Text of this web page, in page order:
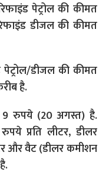
पेट्रोल की कीमत
डीजल की कीमत
डीजल की कीमत
है.
9 रुपये (20 अगस्त) है.
प्रति लीटर, डीलर
और वैट (डीलर कमीशन